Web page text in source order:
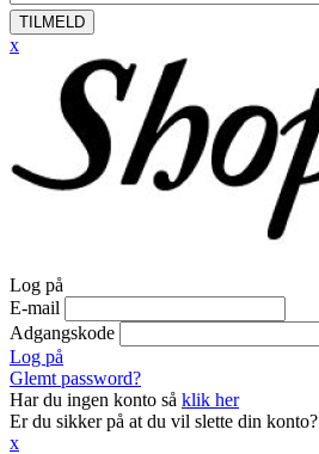
TILMELD
x
Log på
E-mail
Adgangskode
Log på
Glemt password?
Har du ingen konto så klik her
Er du sikker på at du vil slette din konto?
x